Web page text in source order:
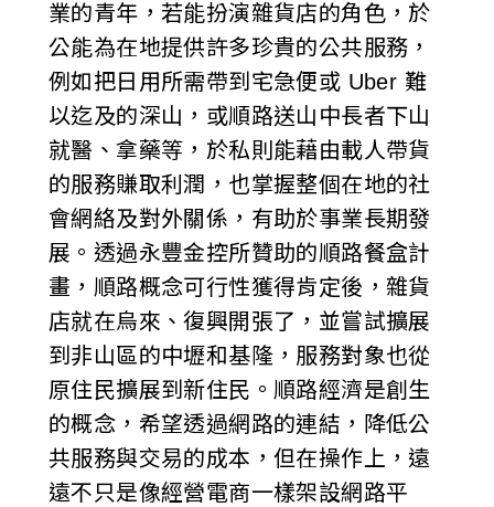
業的青年，若能扮演雜貨店的角色，於
公能為在地提供許多珍貴的公共服務，
例如把日用所需帶到宅急便或 Uber 難
以迄及的深山，或順路送山中長者下山
就醫、拿藥等，於私則能藉由載人帶貨
的服務賺取利潤，也掌握整個在地的社
會網絡及對外關係，有助於事業長期發
展。透過永豐金控所贊助的順路餐盒計
畫，順路概念可行性獲得肯定後，雜貨
店就在烏來、復興開張了，並嘗試擴展
到非山區的中壢和基隆，服務對象也從
原住民擴展到新住民。順路經濟是創生
的概念，希望透過網路的連結，降低公
共服務與交易的成本，但在操作上，遠
遠不只是像經營電商一樣架設網路平